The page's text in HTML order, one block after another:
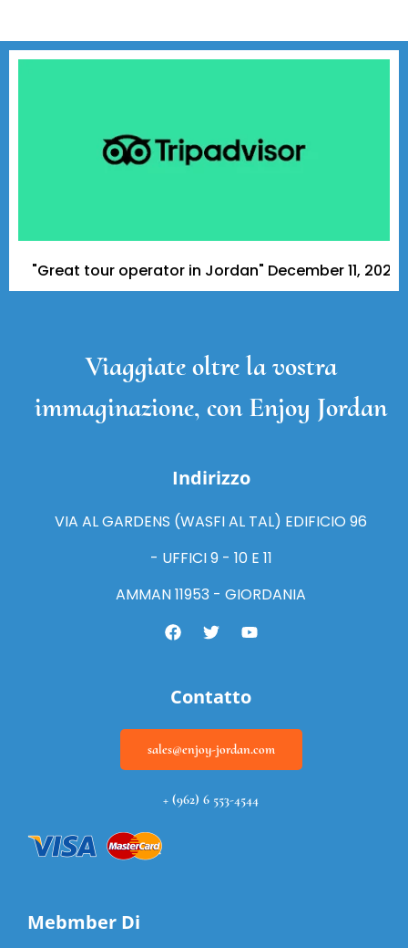
tour operator in Jordan" December 11, 2023 - A
Viaggiate oltre la vostra
immaginazione, con Enjoy Jordan
Indirizzo
VIA AL GARDENS (WASFI AL TAL) EDIFICIO 96
- UFFICI 9 - 10 E 11
AMMAN 11953 - GIORDANIA
Contatto
sales@enjoy-jordan.com
+ (962) 6 553-4544
Mebmber Di